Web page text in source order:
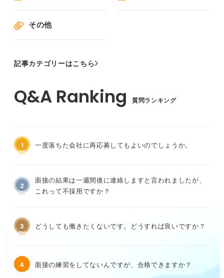
その他
記事カテゴリーはこちら
質問ランキング
1 一度落ちた会社に再応募してもよいのでしょうか。
2
面接の結果は一週間後に連絡しますと言われましたが、
これって不採用ですか？
3 どうしても働きたくないです。どうすれば良いですか？
4 面接の練習をしてないんですが、合格できますか？